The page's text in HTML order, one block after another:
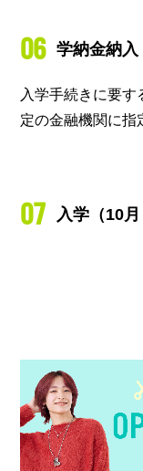
06 学納金納入
入学手続きに要
定の金融機関に指
07 入学（10月